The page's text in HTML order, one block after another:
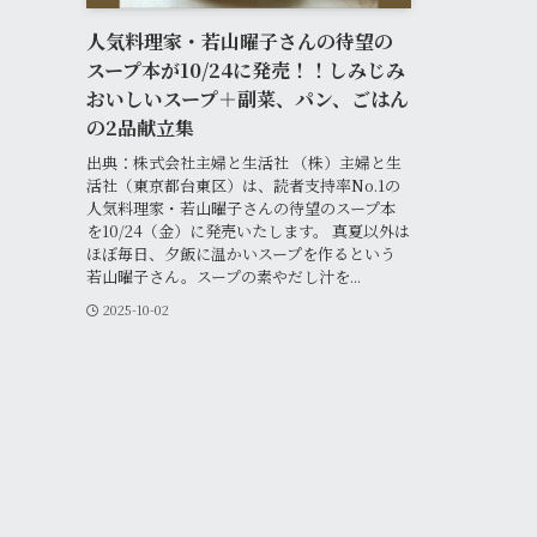
人気料理家・若山曜子さんの待望の
スープ本が10/24に発売！！しみじみ
おいしいスープ＋副菜、パン、ごはん
の2品献立集
出典：株式会社主婦と生活社 （株）主婦と生
活社（東京都台東区）は、読者支持率No.1の
人気料理家・若山曜子さんの待望のスープ本
を10/24（金）に発売いたします。 真夏以外は
ほぼ毎日、夕飯に温かいスープを作るという
若山曜子さん。スープの素やだし汁を...
2025-10-02